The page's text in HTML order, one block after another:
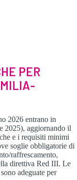
PER
2026 entrano in
2025), aggiornando il
e i requisiti minimi
soglie obbligatorie di
raffrescamento,
direttiva Red III. Le
adeguate per